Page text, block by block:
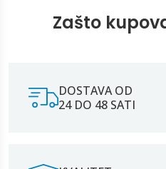
Zašto
DOSTAVA OD
24 DO 48 SATI